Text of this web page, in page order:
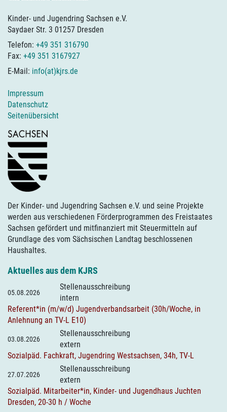
Kinder- und Jugendring Sachsen e.V.
Saydaer Str. 3 01257 Dresden
Telefon: +49 351 316790
Fax: +49 351 3167927
E-Mail: info(at)kjrs.de
Impressum
Datenschutz
Seitenübersicht
Der Kinder- und Jugendring Sachsen e.V. und seine Projekte
werden aus verschiedenen Förderprogrammen des Freistaates
Sachsen gefördert und mitfinanziert mit Steuermitteln auf
Grundlage des vom Sächsischen Landtag beschlossenen
Haushaltes.
Aktuelles aus dem KJRS
05.08.2026
Stellenausschreibung
intern
Referent*in (m/w/d) Jugendverbandsarbeit (30h/Woche, in
Anlehnung an TV-L E10)
03.08.2026
Stellenausschreibung
extern
Sozialpäd. Fachkraft, Jugendring Westsachsen, 34h, TV-L
27.07.2026
Stellenausschreibung
extern
Sozialpäd. Mitarbeiter*in, Kinder- und Jugendhaus Juchten
Dresden, 20-30 h / Woche